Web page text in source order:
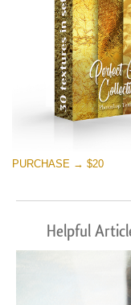
PURCHASE → $20
Helpful